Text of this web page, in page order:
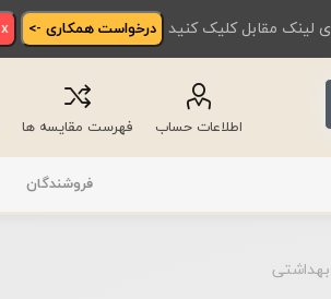
لینک مقابل کلیک کنید درخواست همکاری -> x بستن
اطلاعات حساب فهرست مقایسه ها
فروشندگان